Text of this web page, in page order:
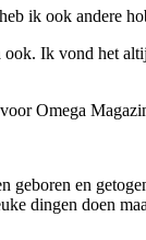
ik ook andere
Ik vond het
Omega
geboren en
dingen doen